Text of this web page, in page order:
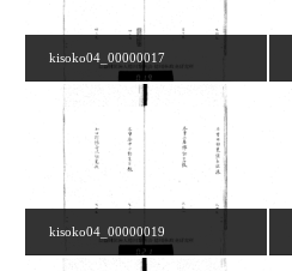
kisoko04_00000017
kisoko04_00000019